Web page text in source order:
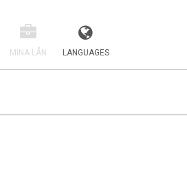
MINA LÅN LANGUAGES